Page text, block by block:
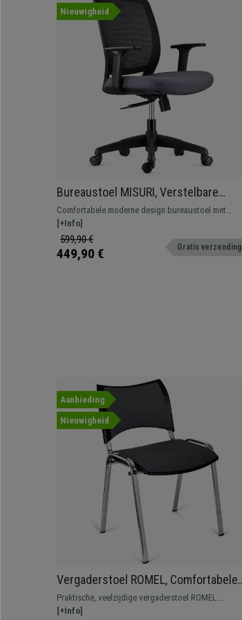
Nieuwigheid
Bureaustoel MISURI, Verstelbare
Armleuningen, in Ademende Mesh
Zwart/Grijs
Comfortabele moderne design bureaustoel met
ademende mesh bekleding verkrijgbaar in diverse
kleuren
[+Info]
599,90 €
449,90 € Gratis verzending
Aanbieding
Nieuwigheid
Vergaderstoel ROMEL, Comfortabele
Zitting, Stapelbaar, Verchroomde
Poten, Grijs Stoffen Bekleding
Praktische, veelzijdige vergaderstoel ROMEL.
Comfortabel, bestendig en met een mooi, modern
[+Info]